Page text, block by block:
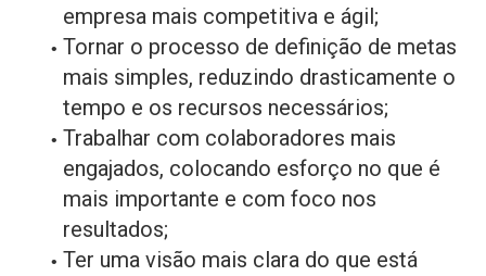
empresa mais competitiva e ágil;
Tornar o processo de definição de metas
mais simples, reduzindo drasticamente o
tempo e os recursos necessários;
Trabalhar com colaboradores mais
engajados, colocando esforço no que é
mais importante e com foco nos
resultados;
Ter uma visão mais clara do que está